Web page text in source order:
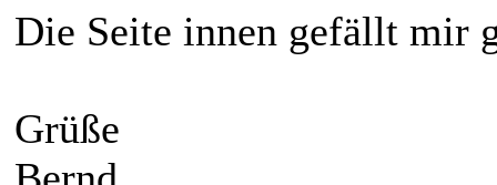
Die Seite innen gefällt mir
Grüße